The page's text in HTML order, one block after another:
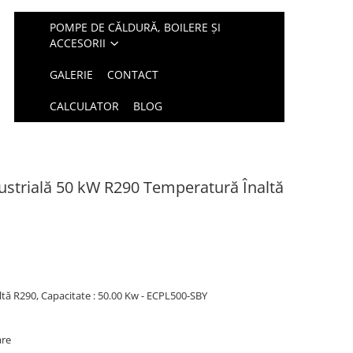
POMPE DE CĂLDURĂ, BOILERE ȘI
ACCESORII
GALERIE CONTACT
CALCULATOR BLOG
50 kW R290 Temperatură Înaltă
Capacitate : 50.00 Kw - ECPL500-SBY